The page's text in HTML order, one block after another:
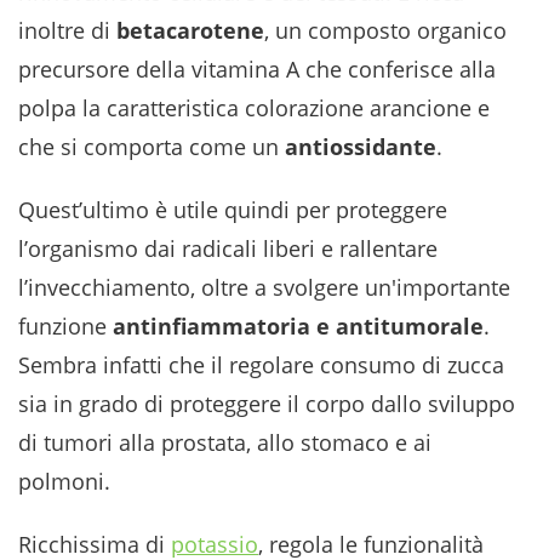
inoltre di betacarotene, un composto organico
precursore della vitamina A che conferisce alla
polpa la caratteristica colorazione arancione e
che si comporta come un antiossidante.
Quest’ultimo è utile quindi per proteggere
l’organismo dai radicali liberi e rallentare
l’invecchiamento, oltre a svolgere un'importante
funzione antinfiammatoria e antitumorale.
Sembra infatti che il regolare consumo di zucca
sia in grado di proteggere il corpo dallo sviluppo
di tumori alla prostata, allo stomaco e ai
polmoni.
Ricchissima di potassio, regola le funzionalità